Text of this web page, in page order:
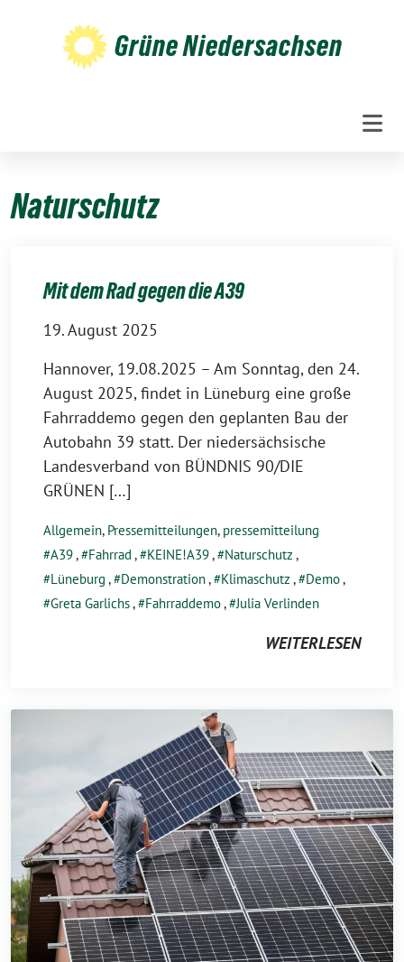
Grüne Niedersachsen
Naturschutz
Mit dem Rad gegen die A39
19. August 2025
Hannover, 19.08.2025 – Am Sonntag, den 24.
August 2025, findet in Lüneburg eine große
Fahrraddemo gegen den geplanten Bau der
Autobahn 39 statt. Der niedersächsische
Landesverband von BÜNDNIS 90/DIE
GRÜNEN […]
Allgemein, Pressemitteilungen, pressemitteilung
A39, Fahrrad , KEINE!A39, Naturschutz ,
Lüneburg , Demonstration, Klimaschutz , Demo,
Greta Garlichs, Fahrraddemo, Julia Verlinden
WEITERLESEN